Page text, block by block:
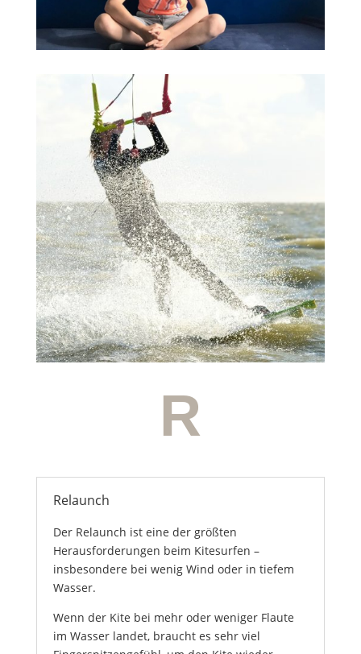
R
Relaunch
Der Relaunch ist eine der größten
Herausforderungen beim Kitesurfen –
insbesondere bei wenig Wind oder in tiefem
Wasser.
Wenn der Kite bei mehr oder weniger Flaute
im Wasser landet, braucht es sehr viel